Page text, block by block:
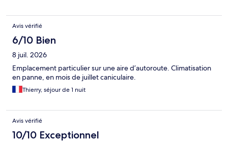
Avis vérifié
6/10 Bien
8 juil. 2026
Emplacement particulier sur une aire d’autoroute. Climatisation
en panne, en mois de juillet caniculaire.
Thierry, séjour de 1 nuit
Avis vérifié
10/10 Exceptionnel